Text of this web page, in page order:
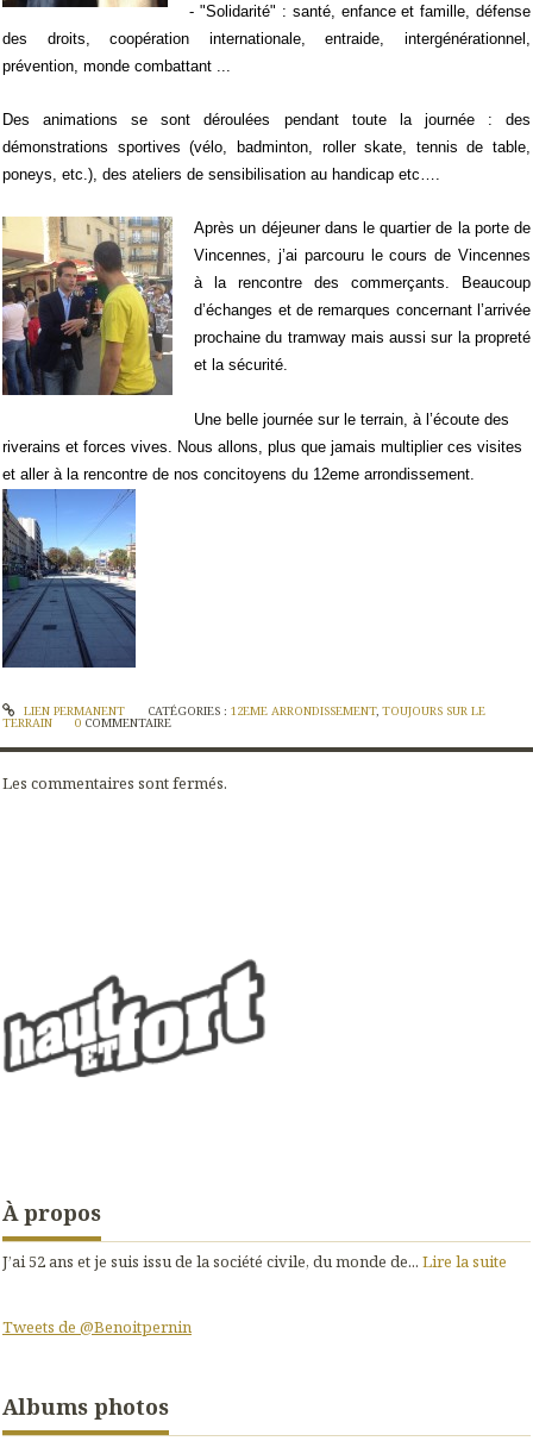
À propos
J’ai 52 ans et je suis issu de la société civile, du monde de... Lire la suite
Tweets de @Benoitpernin
Albums photos
- "Solidarité" : santé, enfance et famille, défense
des droits, coopération internationale, entraide, intergénérationnel,
prévention, monde combattant ...
Des animations se sont déroulées pendant toute la journée : des
démonstrations sportives (vélo, badminton, roller skate, tennis de table,
poneys, etc.), des ateliers de sensibilisation au handicap etc….
Après un déjeuner dans le quartier de la porte de
Vincennes, j’ai parcouru le cours de Vincennes
à la rencontre des commerçants. Beaucoup
d’échanges et de remarques concernant l’arrivée
prochaine du tramway mais aussi sur la propreté
et la sécurité.
Une belle journée sur le terrain, à l’écoute des
riverains et forces vives. Nous allons, plus que jamais multiplier ces visites
et aller à la rencontre de nos concitoyens du 12eme arrondissement.
LIEN PERMANENT CATÉGORIES : 12EME ARRONDISSEMENT, TOUJOURS SUR LE
TERRAIN 0 COMMENTAIRE
Les commentaires sont fermés.